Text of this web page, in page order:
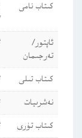
كىتاب نامى
ئاپتور/
تەرجىمان
كىتاب تىلى
نەشرىيات
كىتاب تۈرى